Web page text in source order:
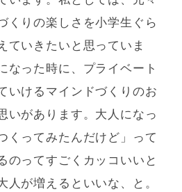
くりの楽しさを小学生ぐら
ていきたいと思っていま
なった時に、プライベート
いけるマインドづくりのお
いがあります。大人になっ
くってみたんだけど」って
のってすごくカッコいいと
人が増えるといいな、と。